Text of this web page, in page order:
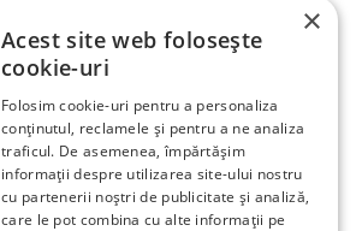
×
Acest site web folosește
cookie-uri
Folosim cookie-uri pentru a personaliza
conținutul, reclamele și pentru a ne analiza
traficul. De asemenea, împărtășim
informații despre utilizarea site-ului nostru
cu partenerii noștri de publicitate și analiză,
care le pot combina cu alte informații pe